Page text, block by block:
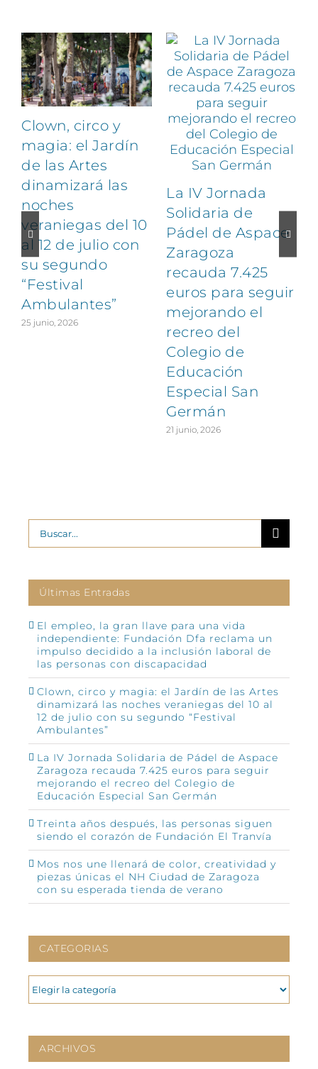
Clown, circo y
magia: el Jardín
de las Artes
dinamizará las
noches
veraniegas del 10
al 12 de julio con
su segundo
“Festival
Ambulantes”
25 junio, 2026
La IV Jornada
Solidaria de
Pádel de Aspace
Zaragoza
recauda 7.425
euros para seguir
mejorando el
recreo del
Colegio de
Educación
Especial San
Germán
21 junio, 2026
Buscar:
Últimas Entradas
El empleo, la gran llave para una vida
independiente: Fundación Dfa reclama un
impulso decidido a la inclusión laboral de
las personas con discapacidad
Clown, circo y magia: el Jardín de las Artes
dinamizará las noches veraniegas del 10 al
12 de julio con su segundo “Festival
Ambulantes”
La IV Jornada Solidaria de Pádel de Aspace
Zaragoza recauda 7.425 euros para seguir
mejorando el recreo del Colegio de
Educación Especial San Germán
Treinta años después, las personas siguen
siendo el corazón de Fundación El Tranvía
Mos nos une llenará de color, creatividad y
piezas únicas el NH Ciudad de Zaragoza
con su esperada tienda de verano
CATEGORIAS
CATEGORIAS
ARCHIVOS